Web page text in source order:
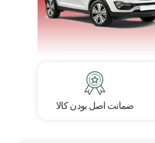
ضمانت اصل بودن کالا